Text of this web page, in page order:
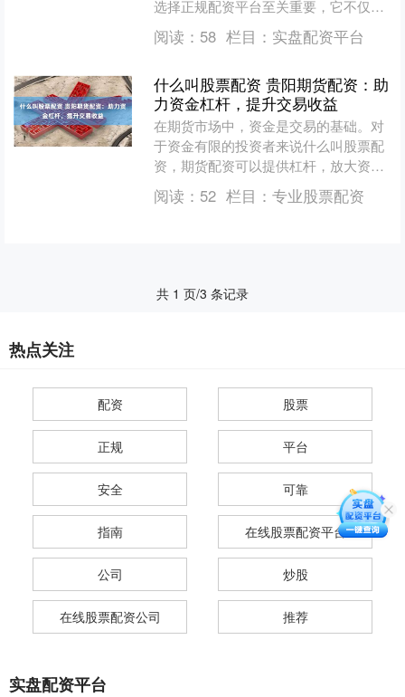
选择正规配资平台至关重要，它不仅能
保障资金安全，还能提供专业指导和服
务。 * **放大收益：....
阅读： 58 栏目： 实盘配资平台
什么叫股票配资 贵阳期货配资：助
力资金杠杆，提升交易收益
在期货市场中，资金是交易的基础。对
于资金有限的投资者来说什么叫股票配
资，期货配资可以提供杠杆，放大资金
规模，提升交易收益。贵阳期货配资平
台应运而生，为投资者提供....
阅读： 52 栏目： 专业股票配资
共 1 页/3 条记录
热点关注
配资 股票
正规 平台
安全 可靠
指南 在线股票配资平台
公司 炒股
在线股票配资公司 推荐
实盘配资平台